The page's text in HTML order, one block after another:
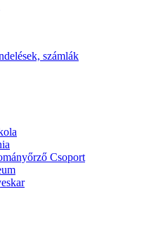
számlák
Csoport